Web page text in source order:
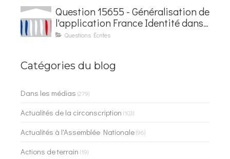
Question 15655 - Généralisation de
l'application France Identité dans
les contrôles du quotidien
Questions Écrites
Catégories du blog
Dans les médias (279)
Actualités de la circonscription (103)
Actualités à l'Assemblée Nationale(96)
Actions de terrain (19)